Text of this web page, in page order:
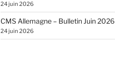
24 juin 2026
CMS Allemagne – Bulletin Juin 2026
24 juin 2026